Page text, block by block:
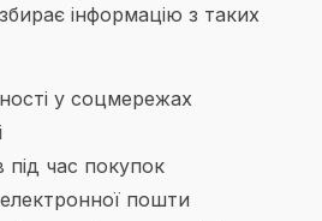
інформацію з таких
у соцмережах
під час покупок
пошти